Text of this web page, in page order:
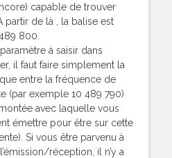
capable de trouver
partir de là , la balise est
800.
à saisir dans
il faut faire simplement la
entre la fréquence de
(par exemple 10 489 790)
avec laquelle vous
émettre pour être sur cette
Si vous être parvenu à
réception, il n’y a